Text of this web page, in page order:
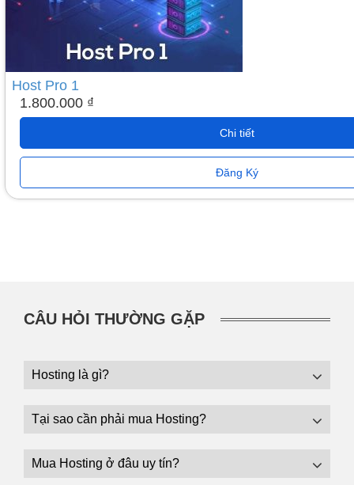
Host Pro 1
1.800.000 ₫
Chi tiết
Đăng Ký
CÂU HỎI THƯỜNG GẶP
Hosting là gì?
Tại sao cần phải mua Hosting?
Mua Hosting ở đâu uy tín?